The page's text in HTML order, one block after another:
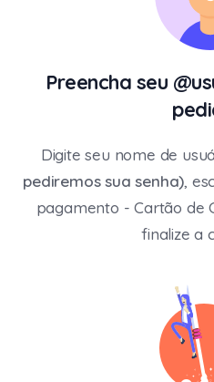
Preencha seu
Digite seu nome de
pediremos sua senha),
pagamento - Cartão de
finalize a